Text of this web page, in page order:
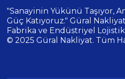
"Sanayinin Yükünü Taşıyor,
Güç Katıyoruz." Güral
Fabrika ve Endüstriyel
© 2025 Güral Nakliyat. Tüm